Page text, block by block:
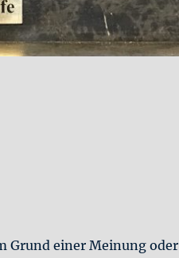
Grund einer Meinung oder